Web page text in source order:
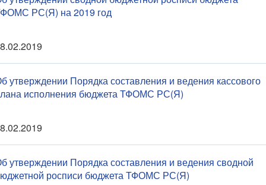
РС(Я) на 2019 год
утверждении Порядка составления и ведения кассового
исполнения бюджета ТФОМС РС(Я)
утверждении Порядка составления и ведения сводной
росписи бюджета ТФОМС РС(Я)